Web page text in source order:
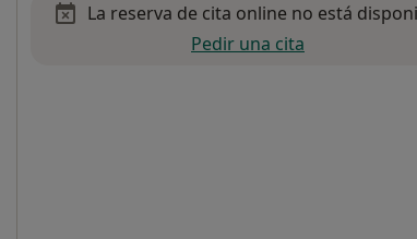
La reserva de cita online no está
Pedir una cita